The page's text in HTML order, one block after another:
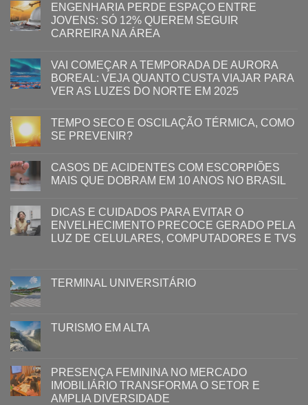
ENGENHARIA PERDE ESPAÇO ENTRE
JOVENS: SÓ 12% QUEREM SEGUIR
CARREIRA NA ÁREA
VAI COMEÇAR A TEMPORADA DE AURORA
BOREAL: VEJA QUANTO CUSTA VIAJAR PARA
VER AS LUZES DO NORTE EM 2025
TEMPO SECO E OSCILAÇÃO TÉRMICA, COMO
SE PREVENIR?
CASOS DE ACIDENTES COM ESCORPIÕES
MAIS QUE DOBRAM EM 10 ANOS NO BRASIL
DICAS E CUIDADOS PARA EVITAR O
ENVELHECIMENTO PRECOCE GERADO PELA
LUZ ​DE CELULARES, COMPUTADORES E TVS​​
TERMINAL UNIVERSITÁRIO
TURISMO EM ALTA
PRESENÇA FEMININA NO MERCADO
IMOBILIÁRIO TRANSFORMA O SETOR E
AMPLIA DIVERSIDADE